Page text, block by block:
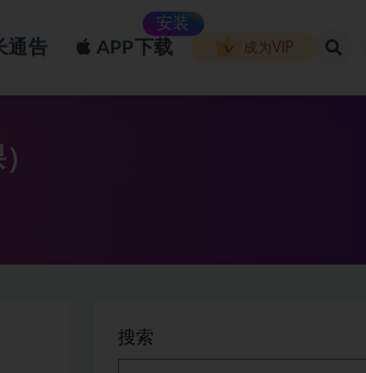
通告 APP下载
安装
成为VIP
搜索